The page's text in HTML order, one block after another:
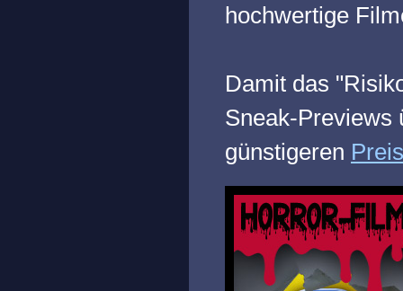
hochwertige
Damit das
Sneak-Previews
günstigeren Preis